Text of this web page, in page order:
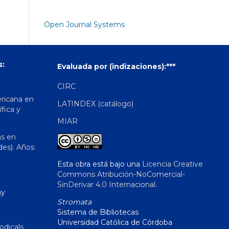
Open Journal Systems
en
y
en
Años
Evaluada por (indizaciones):***
CIRC
LATINDEX (catálogo)
MIAR
Esta obra está bajo una Licencia Creative
Commons Atribución-NoComercial-
SinDerivar 4.0 Internacional.
Stromata
Sistema de Bibliotecas
Universidad Católica de Córdoba